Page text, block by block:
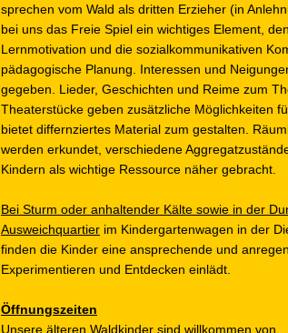
sprechen vom Wald als dritten Erzieher (in
bei uns das Freie Spiel ein wichtiges Element,
Lernmotivation und die sozialkommunikativen
pädagogische Planung. Interessen und
gegeben. Lieder, Geschichten und Reime zum
Theaterstücke geben zusätzliche Möglichkeiten
bietet differnziertes Material zum gestalten.
werden erkundet, verschiedene
Kindern als wichtige Ressource näher gebracht.
Bei Sturm oder anhaltender Kälte sowie in der
Ausweichquartier im Kindergartenwagen in der
finden die Kinder eine ansprechende und
Experimentieren und Entdecken einlädt.
Öffnungszeiten
Unsere älteren Waldkinder sind willkommen von